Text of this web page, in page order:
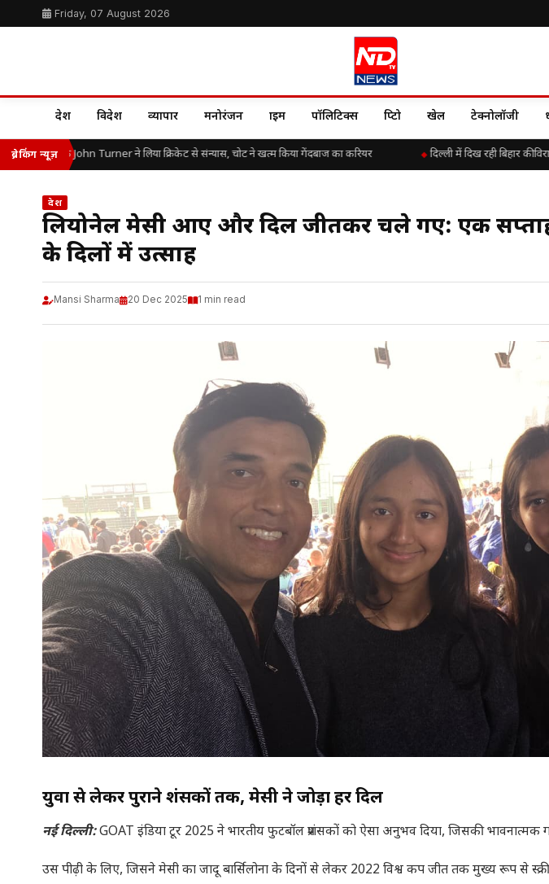
Friday, 07 August 2026
देश विदेश व्यापार मनोरंजन क्राइम पॉलिटिक्स क्रिप्टो खेल टेक्नोलॉजी
ब्रेकिंग न्यूज़
में इंग्लैंड के John Turner ने लिया क्रिकेट से संन्यास, चोट ने खत्म किया गेंदबाज का करियर दिल्ली में दिख रही बिहार की
देश
लियोनेल मेसी आए और दिल जीतकर चले गए: एक सप्ताह
के दिलों में उत्साह
Mansi Sharma 20 Dec 2025 1 min read
युवा से लेकर पुराने प्रशंसकों तक, मेसी ने जोड़ा हर दिल
नई दिल्ली:GOAT इंडिया टूर 2025 ने भारतीय फुटबॉल प्रशंसकों को ऐसा अनुभव दिया, जिसकी भावनात्मक
उस पीढ़ी के लिए, जिसने मेसी का जादू बार्सिलोना के दिनों से लेकर 2022 विश्व कप जीत तक मुख्य रूप से